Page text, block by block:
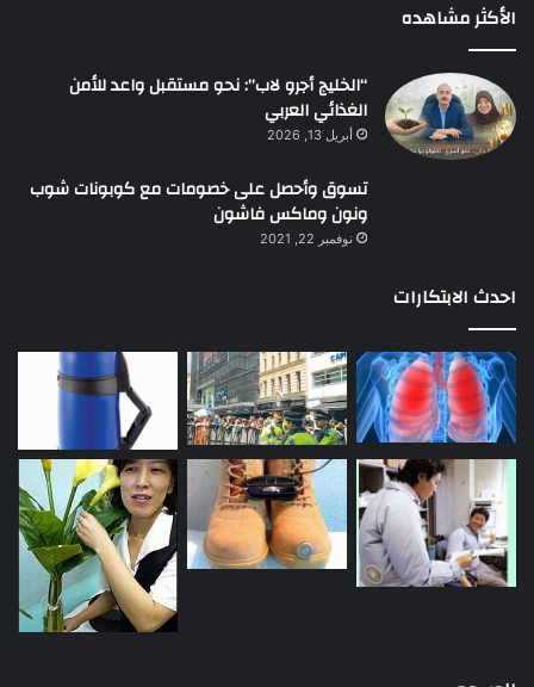
الأكثر مشاهده
“الخليج أجرو لاب”: نحو مستقبل واعد للأمن
الغذائي العربي
أبريل 13, 2026
تسوق وأحصل على خصومات مع كوبونات شوب
ونون وماكس فاشون
نوفمبر 22, 2021
احدث الابتكارات